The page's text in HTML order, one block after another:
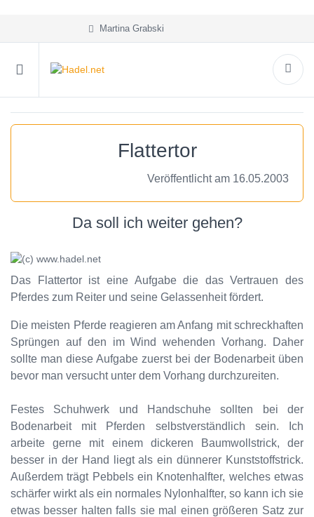
Martina Grabski
Flattertor
Veröffentlicht am 16.05.2003
Da soll ich weiter gehen?
Das Flattertor ist eine Aufgabe die das Vertrauen des
Pferdes zum Reiter und seine Gelassenheit fördert.
Die meisten Pferde reagieren am Anfang mit schreckhaften
Sprüngen auf den im Wind wehenden Vorhang. Daher
sollte man diese Aufgabe zuerst bei der Bodenarbeit üben
bevor man versucht unter dem Vorhang durchzureiten.
Festes Schuhwerk und Handschuhe sollten bei der
Bodenarbeit mit Pferden selbstverständlich sein. Ich
arbeite gerne mit einem dickeren Baumwollstrick, der
besser in der Hand liegt als ein dünnerer Kunststoffstrick.
Außerdem trägt Pebbels ein Knotenhalfter, welches etwas
schärfer wirkt als ein normales Nylonhalfter, so kann ich sie
etwas besser halten falls sie mal einen größeren Satz zur